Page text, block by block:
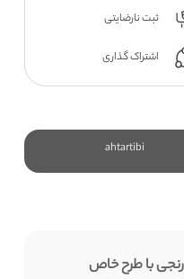
ثبت نارضایتی
اشتراک گذاری
ahtartibi
با طرح خاص